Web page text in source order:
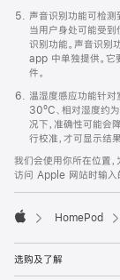
声音识别功能可检测
当用户身处可能受到
识别功能。声音识别
app 中单独提供。
件。
温湿度感应功能针对
30ºC、相对湿度约
况下，准确性可能
行校准，才可显示结果
我们会使用你所在位置
访问 Apple 网站时输入
HomePod
选购及了解